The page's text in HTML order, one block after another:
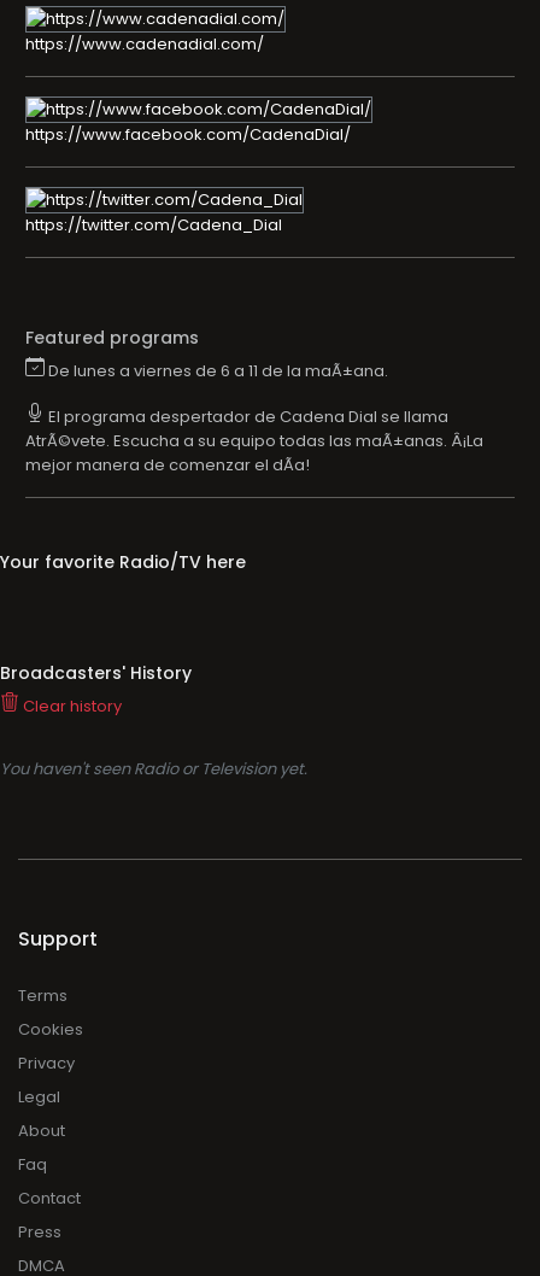
https://www.cadenadial.com/
https://www.facebook.com/CadenaDial/
https://twitter.com/Cadena_Dial
Featured programs
De lunes a viernes de 6 a 11 de la maÃ±ana.
El programa despertador de Cadena Dial se llama
AtrÃ©vete. Escucha a su equipo todas las maÃ±anas. Â¡La
mejor manera de comenzar el dÃ­a!
Your favorite Radio/TV here
Broadcasters' History
Clear history
You haven't seen Radio or Television yet.
Support
Terms
Cookies
Privacy
Legal
About
Faq
Contact
Press
DMCA